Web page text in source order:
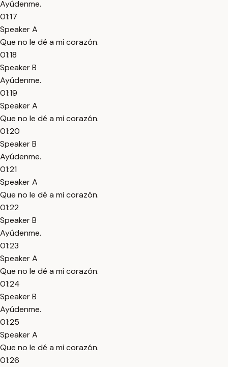
Ayúdenme.
01:17
Speaker A
Que no le dé a mi corazón.
01:18
Speaker B
Ayúdenme.
01:19
Speaker A
Que no le dé a mi corazón.
01:20
Speaker B
Ayúdenme.
01:21
Speaker A
Que no le dé a mi corazón.
01:22
Speaker B
Ayúdenme.
01:23
Speaker A
Que no le dé a mi corazón.
01:24
Speaker B
Ayúdenme.
01:25
Speaker A
Que no le dé a mi corazón.
01:26